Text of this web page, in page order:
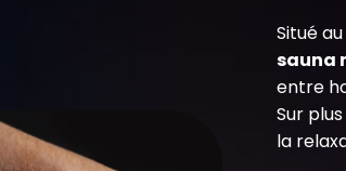
Situé
sauna
entre
Sur
la